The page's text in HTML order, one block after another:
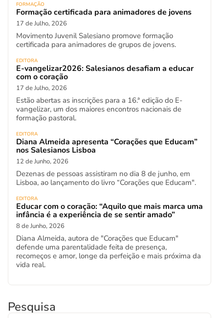
FORMAÇÃO
Formação certificada para animadores de jovens
17 de Julho, 2026
Movimento Juvenil Salesiano promove formação
certificada para animadores de grupos de jovens.
EDITORA
E-vangelizar2026: Salesianos desafiam a educar
com o coração
17 de Julho, 2026
Estão abertas as inscrições para a 16.ª edição do E-
vangelizar, um dos maiores encontros nacionais de
formação pastoral.
EDITORA
Diana Almeida apresenta “Corações que Educam”
nos Salesianos Lisboa
12 de Junho, 2026
Dezenas de pessoas assistiram no dia 8 de junho, em
Lisboa, ao lançamento do livro “Corações que Educam".
EDITORA
Educar com o coração: “Aquilo que mais marca uma
infância é a experiência de se sentir amado”
8 de Junho, 2026
Diana Almeida, autora de "Corações que Educam"
defende uma parentalidade feita de presença,
recomeços e amor, longe da perfeição e mais próxima da
vida real.
Pesquisa